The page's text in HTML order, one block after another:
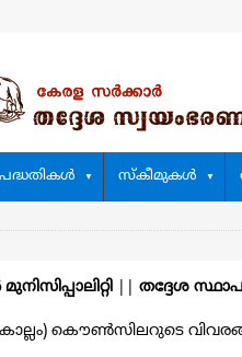
പദ്ധതികള്‍ സ്കീമുകള്‍
തദ്ദേശ
കൌൺസിലറുടെ